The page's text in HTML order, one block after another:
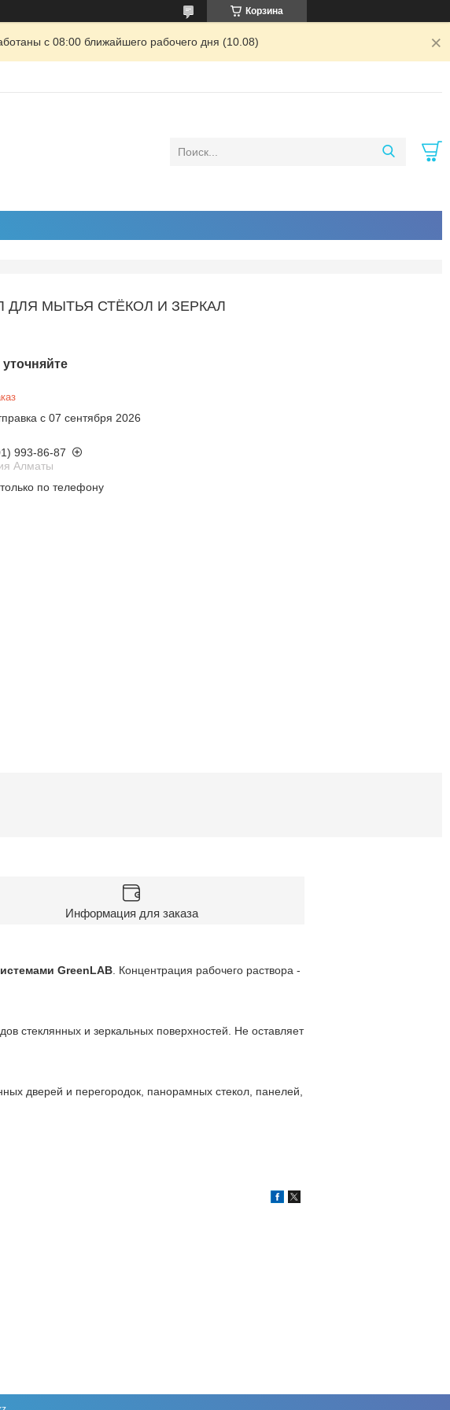
Корзина
с 08:00 ближайшего рабочего дня (10.08)
Л ДЛЯ МЫТЬЯ СТЁКОЛ И ЗЕРКАЛ
уточняйте
с 07 сентября 2026
993-86-87
Алматы
по телефону
Информация для заказа
GreenLAB . Концентрация рабочего раствора -
стеклянных и зеркальных поверхностей. Не оставляет
дверей и перегородок, панорамных стекол, панелей,